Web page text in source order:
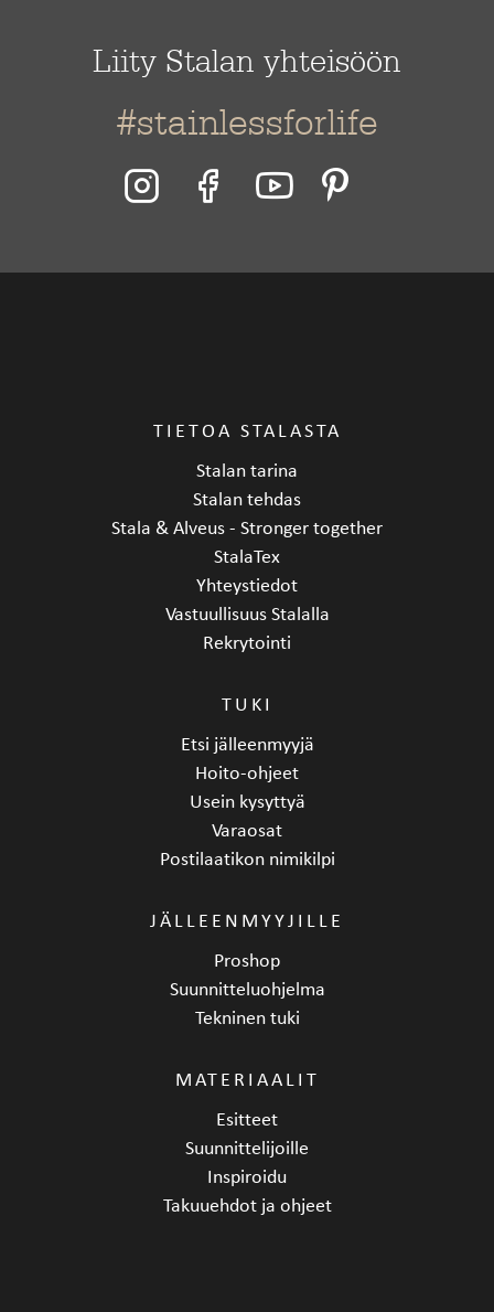
Liity Stalan yhteisöön
#stainlessforlife
TIETOA STALASTA
Stalan tarina
Stalan tehdas
Stala & Alveus - Stronger together
StalaTex
Yhteystiedot
Vastuullisuus Stalalla
Rekrytointi
TUKI
Etsi jälleenmyyjä
Hoito-ohjeet
Usein kysyttyä
Varaosat
Postilaatikon nimikilpi
JÄLLEENMYYJILLE
Proshop
Suunnitteluohjelma
Tekninen tuki
MATERIAALIT
Esitteet
Suunnittelijoille
Inspiroidu
Takuuehdot ja ohjeet